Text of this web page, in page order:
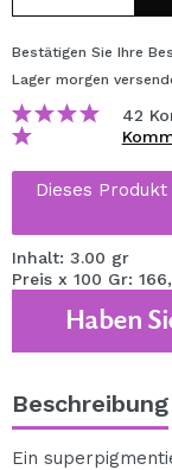
Bestätigen Sie Ihre
Lager morgen
42
Dieses
Inhalt: 3.00 gr
Preis x 100 Gr:
Haben
Beschreibung
Ein